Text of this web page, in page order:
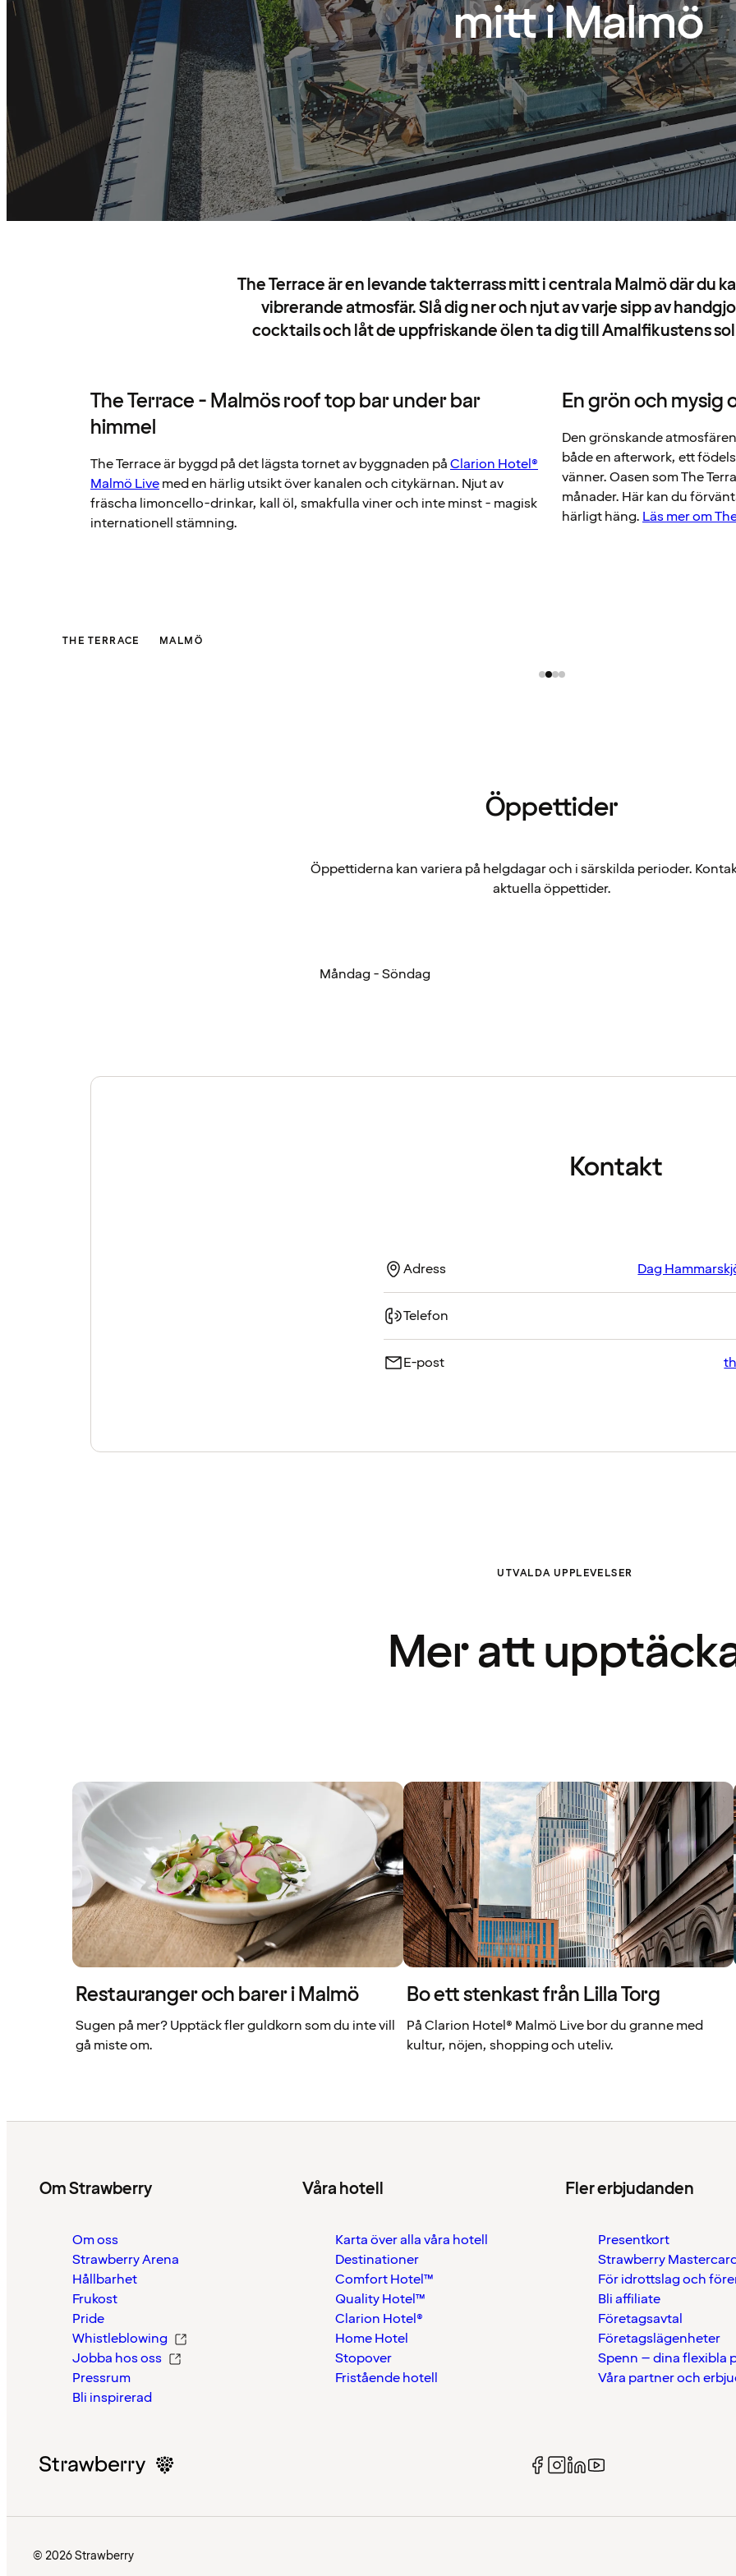
mitt i Malmö
The Terrace är en levande takterrass mitt i centrala Malmö där du
vibrerande atmosfär. Slå dig ner och njut av varje sipp av
cocktails och låt de uppfriskande ölen ta dig till Amalfikustens
The Terrace - Malmös roof top bar under bar
himmel
The Terrace är byggd på det lägsta tornet av byggnaden påClarion Hotel®
Malmö Livemed en härlig utsikt över kanalen och citykärnan. Njut av
fräscha limoncello-drinkar, kall öl, smakfulla viner och inte minst - magisk
internationell stämning.
En grön och mysig
Den grönskande
både en afterwork, ett
vänner. Oasen som The
månader. Här kan du
härligt häng. Läs mer om
THE TERRACE MALMÖ
Öppettider
Öppettiderna kan variera på helgdagar och i särskilda perioder.
aktuella öppettider.
Måndag - Söndag
Kontakt
Adress Dag
Telefon
E-post
UTVALDA UPPLEVELSER
Mer att
Restauranger och barer i Malmö
Sugen på mer? Upptäck fler guldkorn som du inte vill
gå miste om.
Bo ett stenkast från Lilla Torg
På Clarion Hotel® Malmö Live bor du granne med
kultur, nöjen, shopping och uteliv.
Om Strawberry
Om oss
Strawberry Arena
Hållbarhet
Frukost
Pride
Whistleblowing
Jobba hos oss
Pressrum
Bli inspirerad
Våra hotell
Karta över alla våra hotell
Destinationer
Comfort Hotel™
Quality Hotel™
Clarion Hotel®
Home Hotel
Stopover
Fristående hotell
Fler erbjudanden
Presentkort
Strawberry
För idrottslag och
Bli affiliate
Företagsavtal
Företagslägenheter
Spenn – dina flexibla
Våra partner och
© 2026 Strawberry